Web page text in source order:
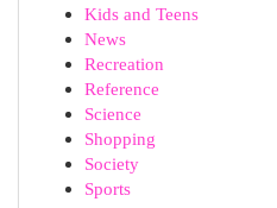
Kids and Teens
News
Recreation
Reference
Science
Shopping
Society
Sports